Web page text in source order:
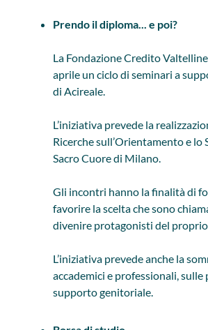
Prendo il diploma... e poi?
La Fondazione Credito
aprile un ciclo di seminari a
di Acireale.
L’iniziativa prevede la
Ricerche sull’Orientamento e
Sacro Cuore di Milano.
Gli incontri hanno la finalità di
favorire la scelta che sono
divenire protagonisti del
L’iniziativa prevede anche la
accademici e professionali,
supporto genitoriale.